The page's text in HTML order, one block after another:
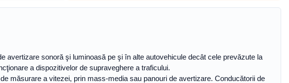
avertizare sonoră şi luminoasă pe şi în alte autovehicule decât cele prevăzute la
a dispozitivelor de supraveghere a traficului.
măsurare a vitezei, prin mass-media sau panouri de avertizare. Conducătorii de